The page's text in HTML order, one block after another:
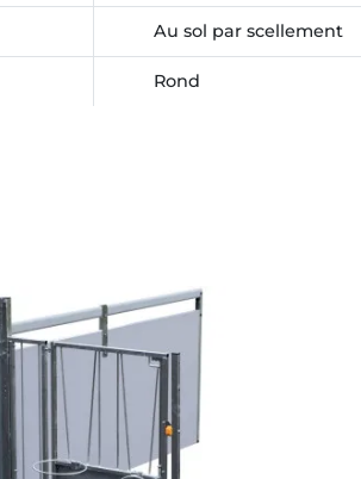
Au sol par scellement
Rond